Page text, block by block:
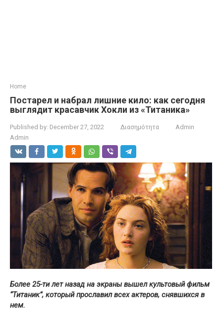
Home
Постарел и набрал лишние кило: как сегодня
выглядит красавчик Хокли из «Титаника»
Published by: December 27, 2022 Διασημότητα
Admin
Admin
Более 25-ти лет назад на экраны вышел культовый фильм
“Титаник”, который прославил всех актеров, снявшихся в
нем.